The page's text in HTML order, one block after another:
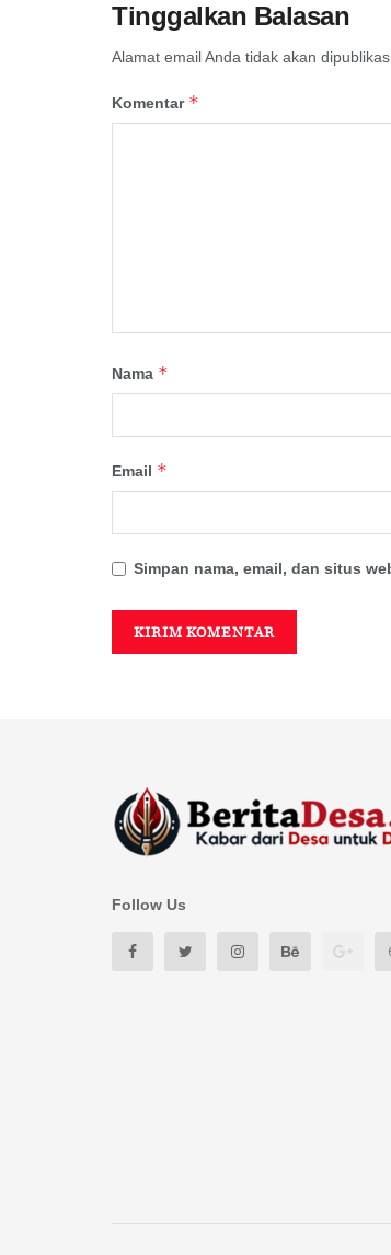
Tinggalkan Balasan
Alamat email Anda tidak akan
Komentar *
Nama *
Email *
Simpan nama, email, dan situs
Follow Us